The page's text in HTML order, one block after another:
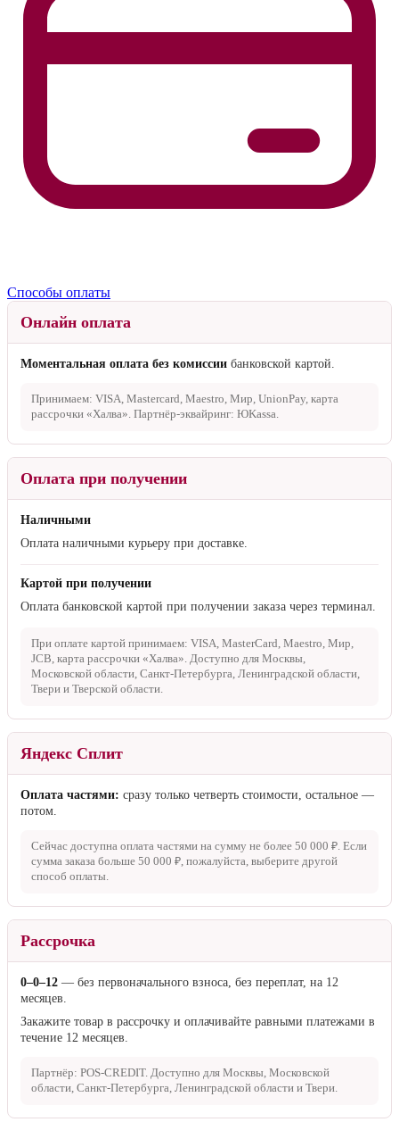
Способы оплаты
Онлайн оплата
Моментальная оплата без комиссии банковской картой.
Принимаем: VISA, Mastercard, Maestro, Мир, UnionPay, карта
рассрочки «Халва». Партнёр-эквайринг: ЮKassa.
Оплата при получении
Наличными
Оплата наличными курьеру при доставке.
Картой при получении
Оплата банковской картой при получении заказа через терминал.
При оплате картой принимаем: VISA, MasterCard, Maestro, Мир,
JCB, карта рассрочки «Халва». Доступно для Москвы,
Московской области, Санкт-Петербурга, Ленинградской области,
Твери и Тверской области.
Яндекс Сплит
Оплата частями: сразу только четверть стоимости, остальное —
потом.
Сейчас доступна оплата частями на сумму не более 50 000 ₽. Если
сумма заказа больше 50 000 ₽, пожалуйста, выберите другой
способ оплаты.
Рассрочка
0–0–12 — без первоначального взноса, без переплат, на 12
месяцев.
Закажите товар в рассрочку и оплачивайте равными платежами в
течение 12 месяцев.
Партнёр: POS-CREDIT. Доступно для Москвы, Московской
области, Санкт-Петербурга, Ленинградской области и Твери.